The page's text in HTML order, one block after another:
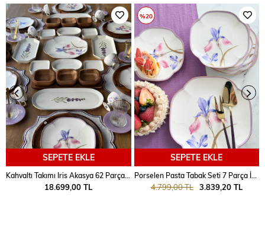
SEPETE EKLE
18.699,00 TL
SEPETE EKLE
Porselen Pasta Tabak Seti 7 Parça İris
3.839,20 TL
4.799,00 TL
%20